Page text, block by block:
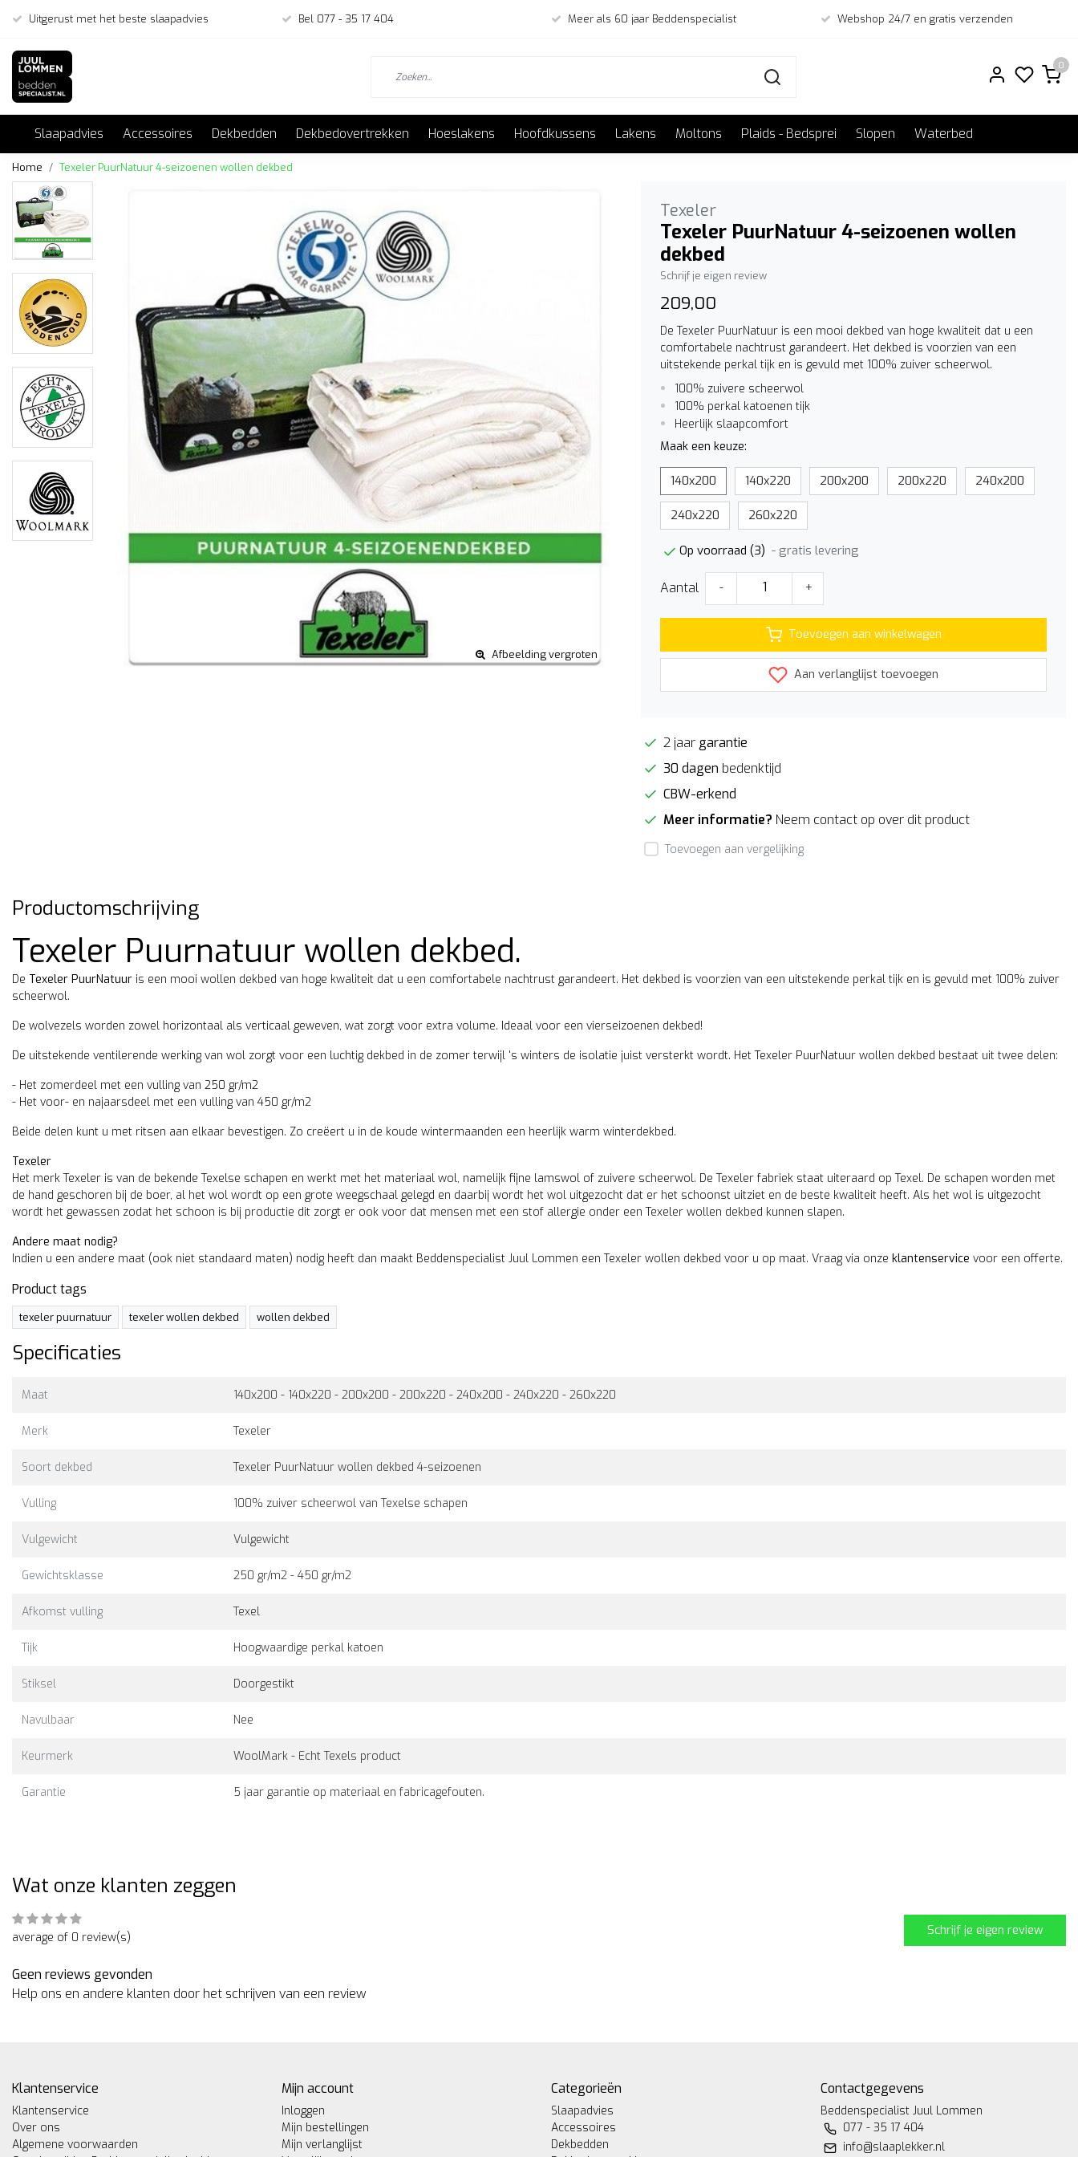
Uitgerust met het beste slaapadvies Bel 077 - 35 17 404 Meer als 60 jaar Beddenspecialist Webshop 24/7 en gratis verzenden
0
Slaapadvies Accessoires Dekbedden Dekbedovertrekken Hoeslakens Hoofdkussens Lakens Moltons Plaids - Bedsprei Slopen Waterbed
Home Texeler PuurNatuur 4-seizoenen wollen dekbed
Afbeelding vergroten
Texeler
Texeler PuurNatuur 4-seizoenen wollen
dekbed
Schrijf je eigen review
209,00
De Texeler PuurNatuur is een mooi dekbed van hoge kwaliteit dat u een
comfortabele nachtrust garandeert. Het dekbed is voorzien van een
uitstekende perkal tijk en is gevuld met 100% zuiver scheerwol.
100% zuivere scheerwol
100% perkal katoenen tijk
Heerlijk slaapcomfort
Maak een keuze:
140x200 140x220 200x200 200x220 240x200
240x220 260x220
Op voorraad (3) - gratis levering
Aantal - +
Toevoegen aan winkelwagen
Aan verlanglijst toevoegen
2 jaar garantie
30 dagen bedenktijd
CBW-erkend
Meer informatie? Neem contact op over dit product
Toevoegen aan vergelijking
Productomschrijving
Texeler Puurnatuur wollen dekbed.
De Texeler PuurNatuur is een mooi wollen dekbed van hoge kwaliteit dat u een comfortabele nachtrust garandeert. Het dekbed is voorzien van een uitstekende perkal tijk en is gevuld met 100% zuiver
scheerwol.
De wolvezels worden zowel horizontaal als verticaal geweven, wat zorgt voor extra volume. Ideaal voor een vierseizoenen dekbed!
De uitstekende ventilerende werking van wol zorgt voor een luchtig dekbed in de zomer terwijl 's winters de isolatie juist versterkt wordt. Het Texeler PuurNatuur wollen dekbed bestaat uit twee delen:
- Het zomerdeel met een vulling van 250 gr/m2
- Het voor- en najaarsdeel met een vulling van 450 gr/m2
Beide delen kunt u met ritsen aan elkaar bevestigen. Zo creëert u in de koude wintermaanden een heerlijk warm winterdekbed.
Texeler
Het merk Texeler is van de bekende Texelse schapen en werkt met het materiaal wol, namelijk fijne lamswol of zuivere scheerwol. De Texeler fabriek staat uiteraard op Texel. De schapen worden met
de hand geschoren bij de boer, al het wol wordt op een grote weegschaal gelegd en daarbij wordt het wol uitgezocht dat er het schoonst uitziet en de beste kwaliteit heeft. Als het wol is uitgezocht
wordt het gewassen zodat het schoon is bij productie dit zorgt er ook voor dat mensen met een stof allergie onder een Texeler wollen dekbed kunnen slapen.
Andere maat nodig?
Indien u een andere maat (ook niet standaard maten) nodig heeft dan maakt Beddenspecialist Juul Lommen een Texeler wollen dekbed voor u op maat. Vraag via onze klantenservice voor een offerte.
Product tags
texeler puurnatuur texeler wollen dekbed wollen dekbed
Specificaties
Maat 140x200 - 140x220 - 200x200 - 200x220 - 240x200 - 240x220 - 260x220
Merk Texeler
Soort dekbed Texeler PuurNatuur wollen dekbed 4-seizoenen
Vulling 100% zuiver scheerwol van Texelse schapen
Vulgewicht Vulgewicht
Gewichtsklasse 250 gr/m2 - 450 gr/m2
Afkomst vulling Texel
Tijk Hoogwaardige perkal katoen
Stiksel Doorgestikt
Navulbaar Nee
Keurmerk WoolMark - Echt Texels product
Garantie 5 jaar garantie op materiaal en fabricagefouten.
Wat onze klanten zeggen
average of 0 review(s) Schrijf je eigen review
Geen reviews gevonden
Help ons en andere klanten door het schrijven van een review
Klantenservice
Klantenservice
Over ons
Algemene voorwaarden
Mijn account
Inloggen
Mijn bestellingen
Mijn verlanglijst
Categorieën
Slaapadvies
Accessoires
Dekbedden
Contactgegevens
Beddenspecialist Juul Lommen
077 - 35 17 404
info@slaaplekker.nl